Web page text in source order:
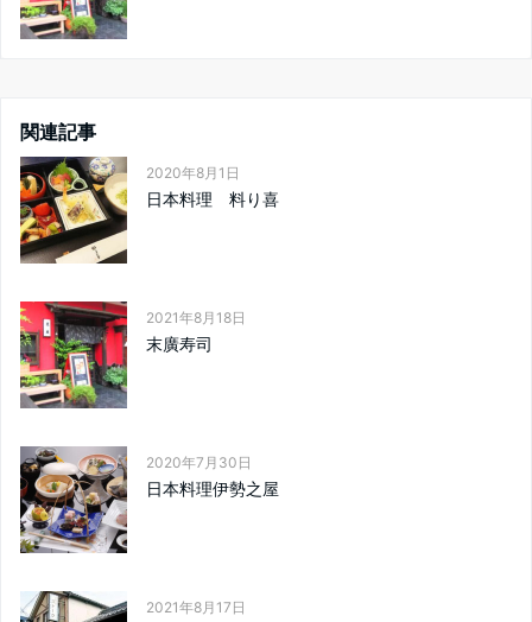
関連記事
2020年8月1日
日本料理 料り喜
2021年8月18日
末廣寿司
2020年7月30日
日本料理伊勢之屋
2021年8月17日